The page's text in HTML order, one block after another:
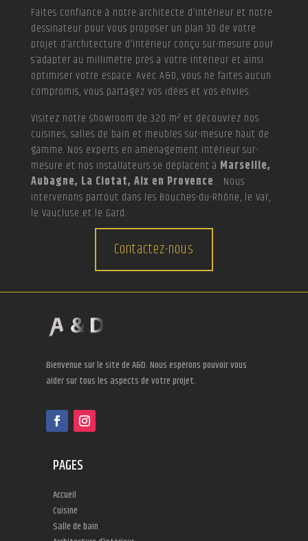
Faites confiance à notre architecte d’intérieur et notre
dessinateur pour vous proposer un plan 3D de votre
projet d’architecture d’intérieur conçu sur-mesure pour
s’adapter au millimètre près à votre intérieur et ainsi
optimiser votre espace. Avec A&D, vous ne faites aucun
compromis, vous partagez vos idées et vos envies.
Visitez notre showroom de 320 m² et découvrez nos
cuisines, salles de bain et meubles sur-mesure haut de
gamme. Nos experts en aménagement intérieur sur-
mesure et nos installateurs se déplacent à Marseille,
Aubagne, La Ciotat, Aix en Provence… Nous
intervenons partout dans les Bouches-du-Rhône, le Var,
le Vaucluse et le Gard.
Contactez-nous
Bienvenue sur le site de A&D. Nous espérons pouvoir vous
aider sur tous les aspects de votre projet.
PAGES
Accueil
Cuisine
Salle de bain